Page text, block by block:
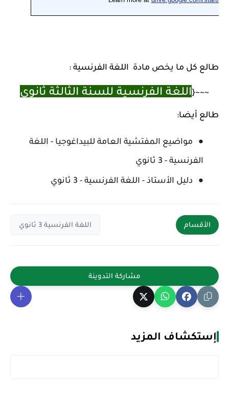
طالع كل ما يخص مادة اللغة الفرنسية :
~~~{اللغة الفرنسية للسنة الثالثة ثانوي
طالع أيضا:
مواضيع المفتشية العامة للبيداغوجيا - اللغة
الفرنسية - 3 ثانوي
دليل الأستاذ - اللغة الفرنسية - 3 ثانوي
الأقسام اللغة الفرنسية 3 ثانوي
إستكشاف المزيد